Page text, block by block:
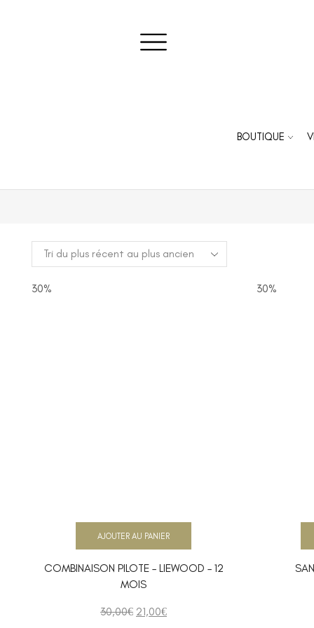
BOUTIQUE
30%
COMBINAISON PILOTE – LIEWOOD – 12
MOIS
30,00€ 21,00€
AJOUTER AU PANIER
30%